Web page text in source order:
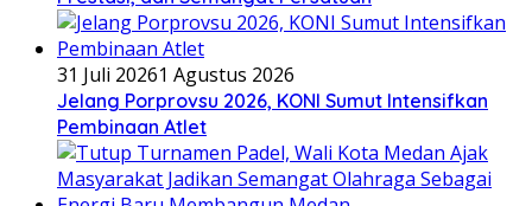
31 Juli 20261 Agustus 2026
Jelang Porprovsu 2026, KONI Sumut Intensifkan
Pembinaan Atlet